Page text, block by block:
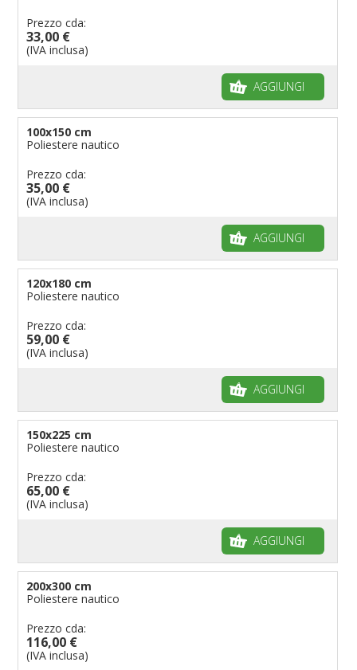
Prezzo cda:
33,00 €
(IVA inclusa)
AGGIUNGI
100x150 cm
Poliestere nautico
Prezzo cda:
35,00 €
(IVA inclusa)
AGGIUNGI
120x180 cm
Poliestere nautico
Prezzo cda:
59,00 €
(IVA inclusa)
AGGIUNGI
150x225 cm
Poliestere nautico
Prezzo cda:
65,00 €
(IVA inclusa)
AGGIUNGI
200x300 cm
Poliestere nautico
Prezzo cda:
116,00 €
(IVA inclusa)